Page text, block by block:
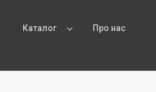
Каталог Про нас